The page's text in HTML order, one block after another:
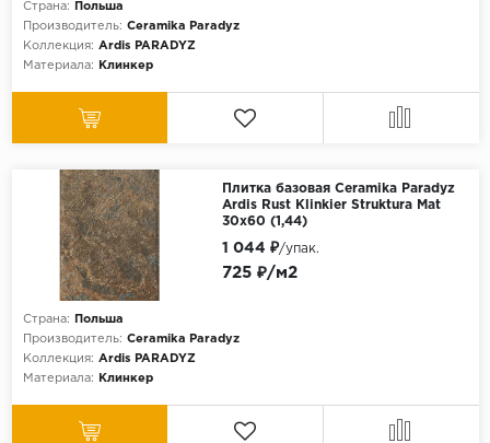
Страна:
Польша
Производитель: Ceramika Paradyz
Коллекция: Ardis PARADYZ
Материала:
Клинкер
Плитка базовая Ceramika Paradyz
Ardis Rust Klinkier Struktura Mat
30x60 (1,44)
Страна:
Польша
Производитель: Ceramika Paradyz
Коллекция: Ardis PARADYZ
Материала:
Клинкер
725 ₽/м2
1 044 ₽/упак.